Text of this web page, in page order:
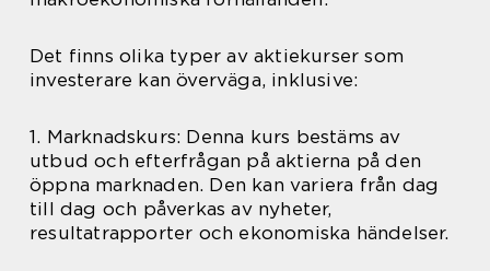
Det finns olika typer av aktiekurser som
investerare kan överväga, inklusive:
1. Marknadskurs: Denna kurs bestäms av
utbud och efterfrågan på aktierna på den
öppna marknaden. Den kan variera från dag
till dag och påverkas av nyheter,
resultatrapporter och ekonomiska händelser.